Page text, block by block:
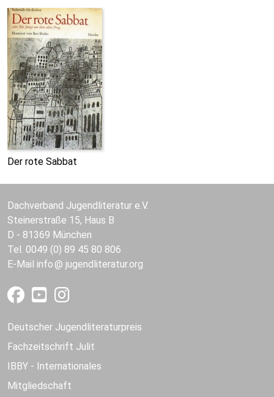
Der rote Sabbat
Dachverband Jugendliteratur e.V.
Steinerstraße 15, Haus B
D - 81369 München
Tel. 0049 (0) 89 45 80 806
E-Mail info jugendliteratur.org
Deutscher Jugendliteraturpreis
Fachzeitschrift Julit
IBBY - Internationales
Mitgliedschaft